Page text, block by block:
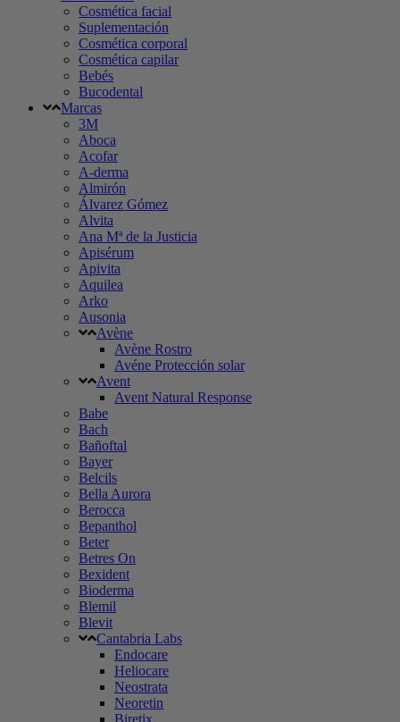
Cosmética facial
Suplementación
Cosmética corporal
Cosmética capilar
Bebés
Bucodental
Marcas
3M
Aboca
Acofar
A-derma
Almirón
Álvarez Gómez
Alvita
Ana Mª de la Justicia
Apisérum
Apivita
Aquilea
Arko
Ausonia
Avène
Avène Rostro
Avéne Protección solar
Avent
Avent Natural Response
Babe
Bach
Bañoftal
Bayer
Belcils
Bella Aurora
Berocca
Bepanthol
Beter
Betres On
Bexident
Bioderma
Blemil
Blevit
Cantabria Labs
Endocare
Heliocare
Neostrata
Neoretin